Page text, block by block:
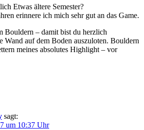
Etwas ältere Semester?
erinnere ich mich sehr gut an das Game.
Bouldern – damit bist du herzlich
Wand auf dem Boden auszuloten. Bouldern
meines absolutes Highlight – vor
sagt:
um 10:37 Uhr